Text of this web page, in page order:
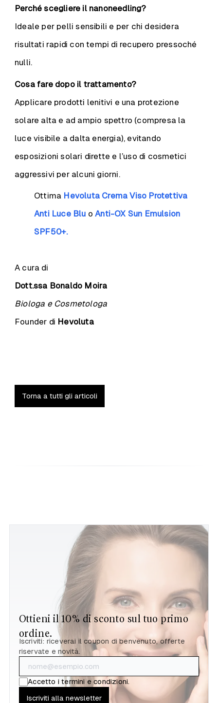
Perché scegliere il nanoneedling?
Ideale per pelli sensibili e per chi desidera
risultati rapidi con tempi di recupero pressoché
nulli.
Cosa fare dopo il trattamento?
Applicare prodotti lenitivi e una protezione
solare alta e ad ampio spettro (compresa la
luce visibile a dalta energia), evitando
esposizioni solari dirette e l’uso di cosmetici
aggressivi per alcuni giorni.
Ottima Hevoluta Crema Viso Protettiva
Anti Luce Blu oAnti-OX Sun Emulsion
SPF50+.
A cura di
Dott.ssa Bonaldo Moira
Biologa e Cosmetologa
Founder di Hevoluta
Torna a tutti gli articoli
Ottieni il 10% di sconto sul tuo primo
ordine.
Iscriviti: riceverai il coupon di benvenuto, offerte
riservate e novità.
Accetto itermini e condizioni.
Iscriviti alla newsletter